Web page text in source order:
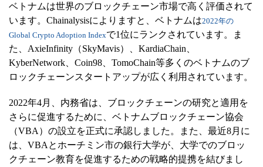
ベトナムは世界のブロックチェーン市場で高く評価されて
います。Chainalysisによりますと、ベトナムは2022年の
Global Crypto Adoption Indexで1位にランクされています。ま
た、AxieInfinity（SkyMavis）、KardiaChain、
KyberNetwork、Coin98、TomoChain等多くのベトナムのブ
ロックチェーンスタートアップが広く利用されています。
2022年4月、内務省は、ブロックチェーンの研究と適用を
さらに促進するために、ベトナムブロックチェーン協会
（VBA）の設立を正式に承認しました。また、最近8月に
は、VBAとホーチミン市の銀行大学が、大学でのブロッ
クチェーン教育を促進するための戦略的提携を結びまし